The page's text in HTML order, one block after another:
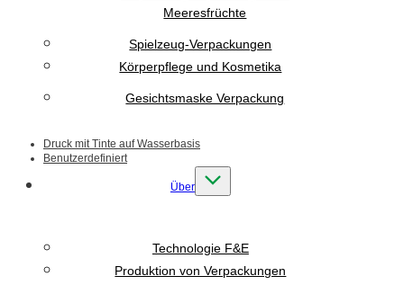
Meeresfrüchte
Spielzeug-Verpackungen
Körperpflege und Kosmetika
Gesichtsmaske Verpackung
Druck mit Tinte auf Wasserbasis
Benutzerdefiniert
Über
Technologie F&E
Produktion von Verpackungen